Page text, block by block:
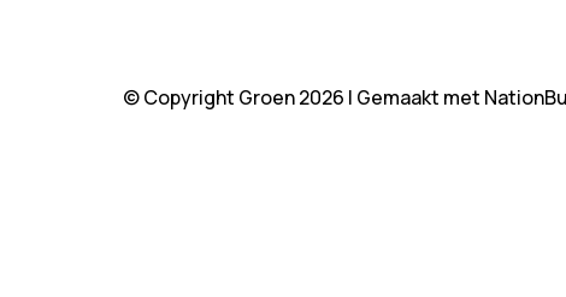
© Copyright Groen 2026 | Gemaakt met